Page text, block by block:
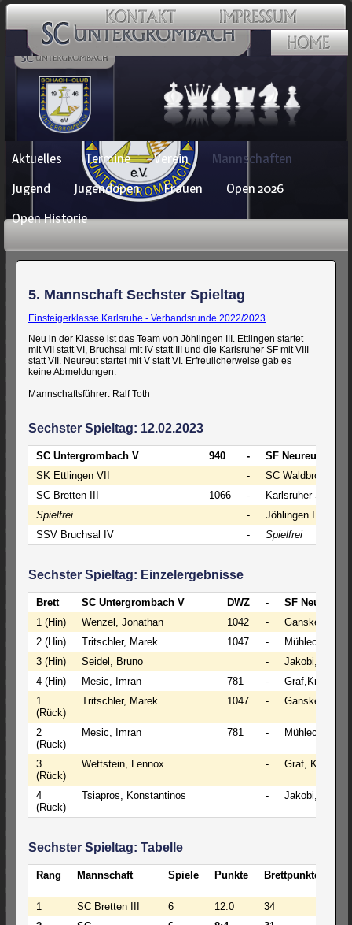
Navigation
überspringen
Aktuelles Termine Verein
Mannschaften
Jugend
Jugendopen Frauen
Open 2026
Open Historie
5. Mannschaft Sechster Spieltag
Einsteigerklasse Karlsruhe - Verbandsrunde 2022/2023
Neu in der Klasse ist das Team von Jöhlingen III. Ettlingen startet
mit VII statt VI, Bruchsal mit IV statt III und die Karlsruher SF mit VIII
statt VII. Neureut startet mit V statt VI. Erfreulicherweise gab es
keine Abmeldungen.
Mannschaftsführer: Ralf Toth
Sechster Spieltag: 12.02.2023
SC Untergrombach V 940 -
SF Neureut V
SK Ettlingen VII
-
SC Waldbronn III
SC Bretten III
1066 -
Karlsruher SF VIII
Spielfrei
-
Jöhlingen III
SSV Bruchsal IV
- Spielfrei
Sechster Spieltag: Einzelergebnisse
Brett SC Untergrombach V DWZ -
SF Neureut V
1 (Hin)
Wenzel, Jonathan 1042 -
Ganske,
2 (Hin)
Tritschler, Marek 1047 -
3 (Hin)
Seidel, Bruno -
Jakobi,Hannes
4 (Hin)
Mesic, Imran 781 -
Graf,Kristina
1
(Rück)
Tritschler, Marek 1047 - Ganske,
2
(Rück)
Mesic, Imran 781 -
3
(Rück)
Wettstein, Lennox - Graf, Kristina
4
(Rück)
Tsiapros, Konstantinos - Jakobi,Hannes
Sechster Spieltag: Tabelle
Rang Mannschaft Spiele Punkte Brettpunkte
1 SC Bretten III 6 12:0 34